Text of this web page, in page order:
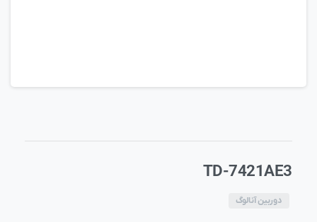
TD-7421AE3
دوربین آنالوگ